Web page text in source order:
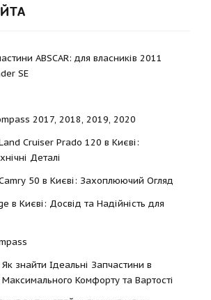
ABSCAR: для власників 2011
SE
2017, 2018, 2019, 2020
Cruiser Prado 120 в Києві:
Деталі
50 в Києві: Захоплюючий Огляд
в Києві: Досвід та Надійність для
знайти Ідеальні Запчастини в
Максимального Комфорту та Вартості